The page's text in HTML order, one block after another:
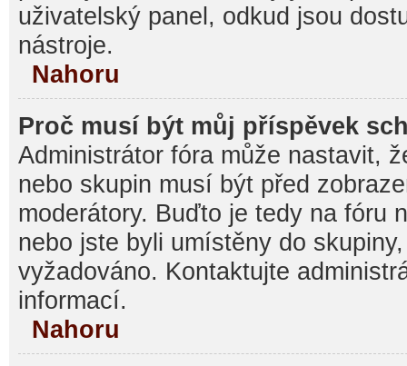
uživatelský panel, odkud jsou
nástroje.
Nahoru
Proč musí být můj příspěvek
Administrátor fóra může nastavit,
nebo skupin musí být před
moderátory. Buďto je tedy na fóru
nebo jste byli umístěny do
vyžadováno. Kontaktujte
informací.
Nahoru